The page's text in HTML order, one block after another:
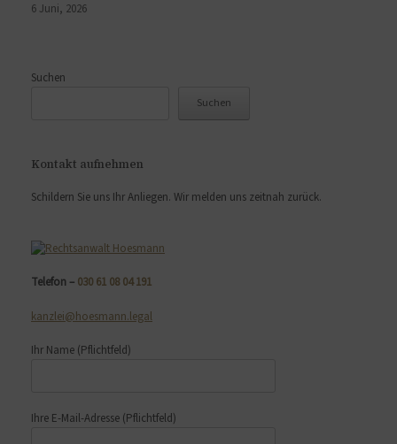
6 Juni, 2026
Suchen
Suchen
Kontakt aufnehmen
Schildern Sie uns Ihr Anliegen. Wir melden uns zeitnah zurück.
Telefon – 030 61 08 04 191
kanzlei@hoesmann.legal
Ihr Name (Pflichtfeld)
Ihre E-Mail-Adresse (Pflichtfeld)